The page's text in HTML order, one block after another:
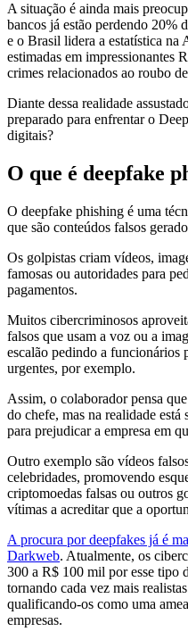
A situação é ainda mais
bancos já estão perdendo 20%
e o Brasil lidera a estatística na
estimadas em impressionantes
crimes relacionados ao roubo
Diante dessa realidade
preparado para enfrentar o
digitais?
O que é deepfake
O deepfake phishing é uma
que são conteúdos falsos
Os golpistas criam vídeos,
famosas ou autoridades para
pagamentos.
Muitos cibercriminosos
falsos que usam a voz ou a
escalão pedindo a funcionários
urgentes, por exemplo.
Assim, o colaborador pensa
do chefe, mas na realidade
para prejudicar a empresa em
Outro exemplo são vídeos
celebridades, promovendo
criptomoedas falsas ou outros
vítimas a acreditar que a
A procura por deepfakes já é
Darkweb. Atualmente, os
300 a R$ 100 mil por esse tipo
tornando cada vez mais
qualificando-os como uma
empresas.